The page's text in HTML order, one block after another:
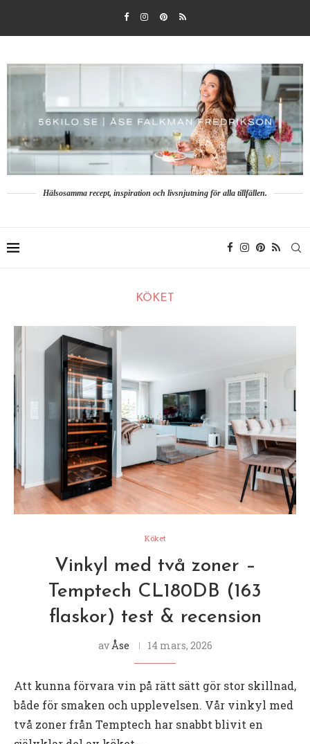
Hälsosamma recept, inspiration och livsnjutning för alla tillfällen.
KÖKET
Köket
Vinkyl med två zoner –
Temptech CL180DB (163
flaskor) test & recension
av Åse 14 mars, 2026
Att kunna förvara vin på rätt sätt gör stor skillnad,
både för smaken och upplevelsen. Vår vinkyl med
två zoner från Temptech har snabbt blivit en